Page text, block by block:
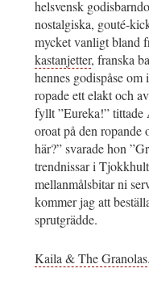
helsvensk
nostalgiska, gouté-
mycket vanligt bland
kastanjetter, franska
hennes godispåse
ropade ett elakt och
fyllt ”Eureka!” tittade
oroat på den ropande
här?” svarade hon
trendnissar i
mellanmålsbitar ni
kommer jag att
sprutgrädde.
Kaila & The Granolas.